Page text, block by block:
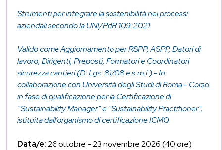
Strumenti per integrare la sostenibilità nei processi
aziendali secondo la UNI/PdR 109:2021
Valido come Aggiornamento per RSPP, ASPP, Datori di
lavoro, Dirigenti, Preposti, Formatori e Coordinatori
sicurezza cantieri (D. Lgs. 81/08 e s.m.i.) - In
collaborazione con Università degli Studi di Roma - Corso
in fase di qualificazione per la Certificazione di
“Sustainability Manager” e “Sustainability Practitioner”,
istituita dall’organismo di certificazione ICMQ
Data/e:26 ottobre - 23 novembre 2026 (40 ore)